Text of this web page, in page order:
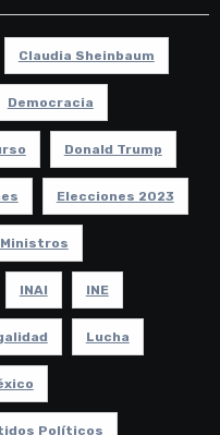
Claudia Sheinbaum
Democracia
Donald Trump
Elecciones 2023
Ministros
INAI INE
Lucha
Políticos